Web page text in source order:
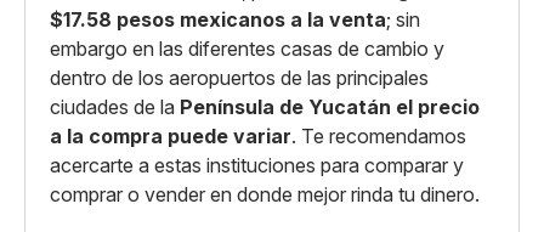
$17.58 pesos mexicanos a la venta; sin
embargo en las diferentes casas de cambio y
dentro de los aeropuertos de las principales
ciudades de la Península de Yucatán el precio
a la compra puede variar. Te recomendamos
acercarte a estas instituciones para comparar y
comprar o vender en donde mejor rinda tu dinero.